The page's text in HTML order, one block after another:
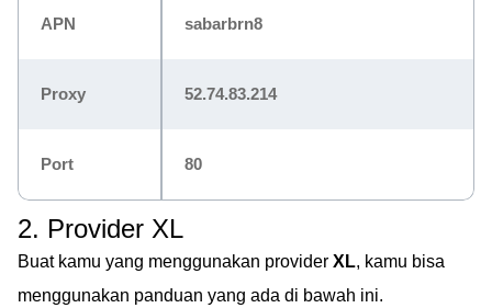
APN sabarbrn8
Proxy 52.74.83.214
Port 80
2. Provider XL
Buat kamu yang menggunakan provider XL, kamu bisa
menggunakan panduan yang ada di bawah ini.